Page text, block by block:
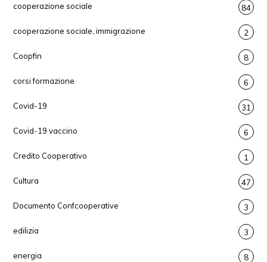
cooperazione sociale 84
cooperazione sociale, immigrazione 2
Coopfin 8
corsi formazione 6
Covid-19 31
Covid-19 vaccino 6
Credito Cooperativo 1
Cultura 47
Documento Confcooperative 3
edilizia 3
energia 8